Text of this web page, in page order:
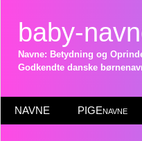
baby-
Navne: Betydning og
Godkendte danske
NAVNE PIGEnavne